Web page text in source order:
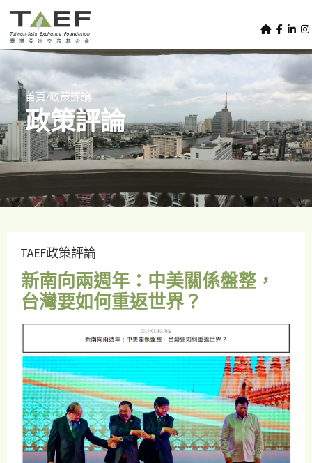
Skip to main content
TAEF
s
e
m
e
n
u
o
m
e
p
a
g
e
m
n
首頁/政策評論
政策評論
TAEF政策評論
新南向兩週年：中美關係盤整，
台灣要如何重返世界？